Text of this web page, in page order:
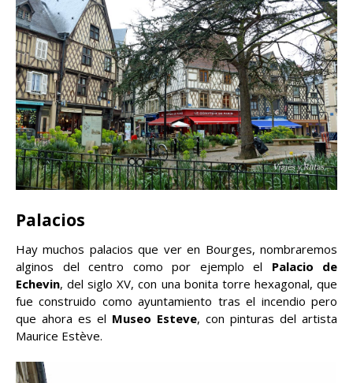
Palacios
Hay muchos palacios que ver en Bourges, nombraremos
alginos del centro como por ejemplo el Palacio de
Echevin, del siglo XV, con una bonita torre hexagonal, que
fue construido como ayuntamiento tras el incendio pero
que ahora es el Museo Esteve, con pinturas del artista
Maurice Estève.